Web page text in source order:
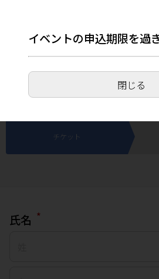
【鹿児島県鹿児島市与次郎
じてんしゃ教室(MBCハウ
2026年4月4日(土) 11:00～
チケット
氏名 *
イベントの申込期限を過
閉じる